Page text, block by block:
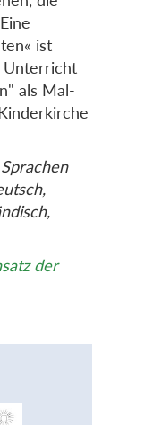
ist
Unterricht
als Mal-
der